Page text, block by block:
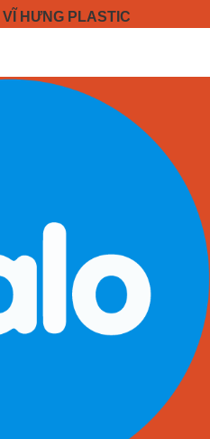
VĨ HƯNG PLASTIC